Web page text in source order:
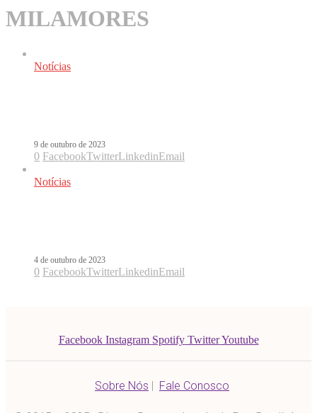
MILAMORES
Notícias
9 de outubro de 2023
0 FacebookTwitterLinkedinEmail
Notícias
4 de outubro de 2023
0 FacebookTwitterLinkedinEmail
Facebook Instagram Spotify Twitter Youtube
Sobre Nós | Fale Conosco